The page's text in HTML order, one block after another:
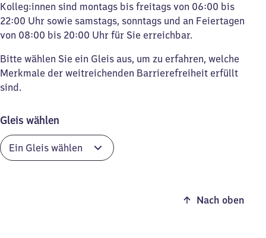
Kolleg:innen sind montags bis freitags von 06:00 bis
22:00 Uhr sowie samstags, sonntags und an Feiertagen
von 08:00 bis 20:00 Uhr für Sie erreichbar.
Bitte wählen Sie ein Gleis aus, um zu erfahren, welche
Merkmale der weitreichenden Barrierefreiheit erfüllt
sind.
Gleis wählen
Nach oben